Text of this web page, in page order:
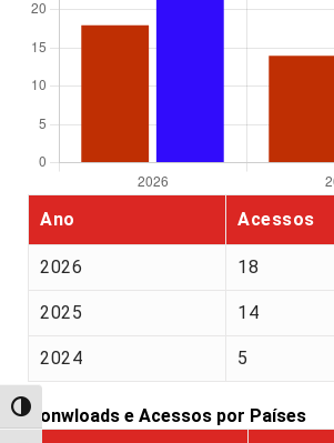
Alternar alto contraste
Ano Acessos
2026 18
2025 14
2024 5
Donwloads e Acessos por Países